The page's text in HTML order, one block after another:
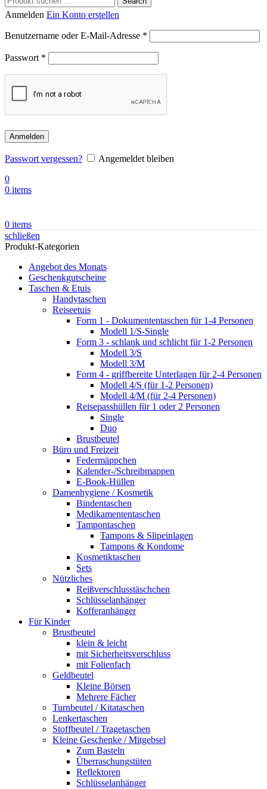
Anmelden Ein Konto erstellen
Benutzername oder E-Mail-Adresse *
Passwort *
Anmelden
Passwort vergessen?
Angemeldet bleiben
0
0 items
0 items
schließen
Produkt-Kategorien
Angebot des Monats
Geschenkgutscheine
Taschen & Etuis
Handytaschen
Reiseetuis
Form 1 - Dokumententaschen für 1-4 Personen
Modell 1/S-Single
Form 3 - schlank und schlicht für 1-2 Personen
Modell 3/S
Modell 3/M
Form 4 - griffbereite Unterlagen für 2-4 Personen
Modell 4/S (für 1-2 Personen)
Modell 4/M (für 2-4 Personen)
Reisepasshüllen für 1 oder 2 Personen
Single
Duo
Brustbeutel
Büro und Freizeit
Federmäppchen
Kalender-/Schreibmappen
E-Book-Hüllen
Damenhygiene / Kosmetik
Bindentaschen
Medikamententaschen
Tampontaschen
Tampons & Slipeinlagen
Tampons & Kondome
Kosmetiktaschen
Sets
Nützliches
Reißverschlusstäschchen
Schlüsselanhänger
Kofferanhänger
Für Kinder
Brustbeutel
klein & leicht
mit Sicherheitsverschluss
mit Folienfach
Geldbeutel
Kleine Börsen
Mehrere Fächer
Turnbeutel / Kitataschen
Lenkertaschen
Stoffbeutel / Tragetaschen
Kleine Geschenke / Mitgebsel
Zum Basteln
Überraschungstüten
Reflektoren
Schlüsselanhänger